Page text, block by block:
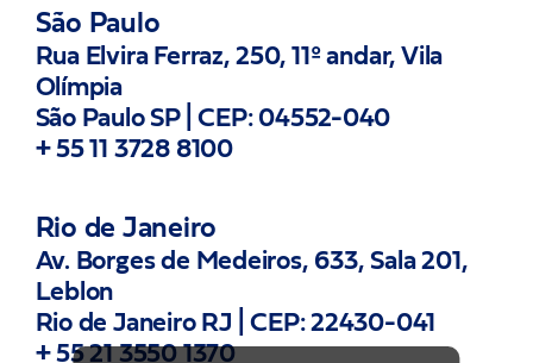
São Paulo
Rua Elvira Ferraz, 250, 11º andar, Vila
Olímpia
São Paulo SP | CEP: 04552-040
+ 55 11 3728 8100
Rio de Janeiro
Av. Borges de Medeiros, 633, Sala 201,
Leblon
Rio de Janeiro RJ | CEP: 22430-041
+ 55 21 3550 1370